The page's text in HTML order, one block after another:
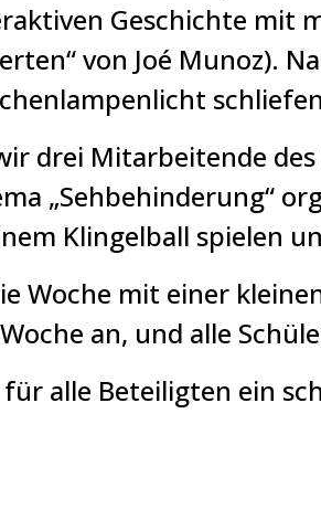
Geschichte mit
von Joé Munoz).
drei Mitarbeitende
„Sehbehinderung“
Klingelball spielen
Woche mit einer
an, und alle
alle Beteiligten ein